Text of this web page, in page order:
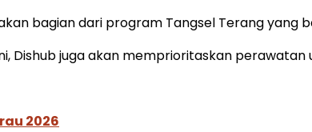
bagian dari program Tangsel Terang yang
Dishub juga akan memprioritaskan
2026